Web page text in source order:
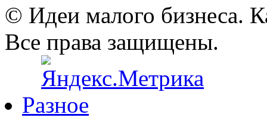
© Идеи малого бизнеса.
Все права защищены.
Разное